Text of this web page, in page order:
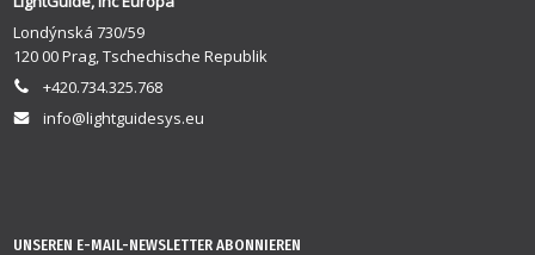
Londýnská 730/59
120 00 Prag, Tschechische Republik
+420.734.325.768
info@lightguidesys.eu
UNSEREN E-MAIL-NEWSLETTER ABONNIEREN